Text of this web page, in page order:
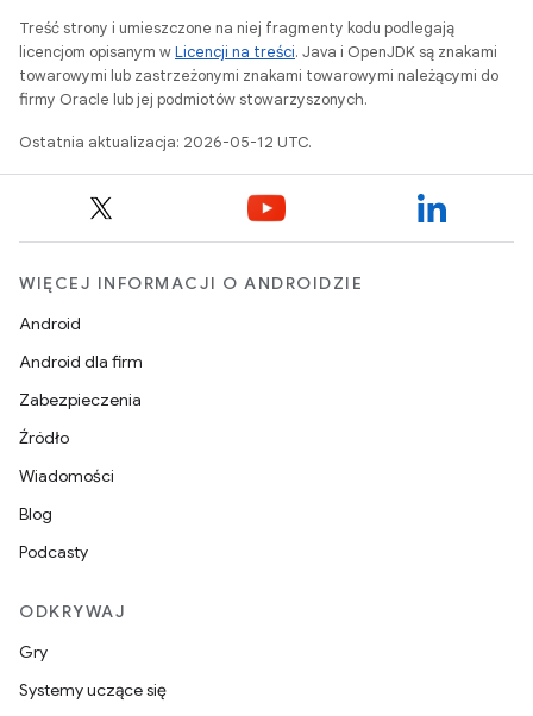
Treść strony i umieszczone na niej fragmenty kodu podlegają
licencjom opisanym wLicencji na treści. Java i OpenJDK są znakami
towarowymi lub zastrzeżonymi znakami towarowymi należącymi do
firmy Oracle lub jej podmiotów stowarzyszonych.
Ostatnia aktualizacja: 2026-05-12 UTC.
WIĘCEJ INFORMACJI O ANDROIDZIE
Android
Android dla firm
Zabezpieczenia
Źródło
Wiadomości
Blog
Podcasty
ODKRYWAJ
Gry
Systemy uczące się